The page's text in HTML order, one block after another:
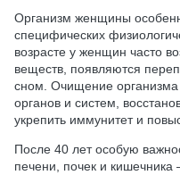
Организм женщины
специфических
возрасте у женщин часто
веществ, появляются
сном. Очищение организма
органов и систем,
укрепить иммунитет и
После 40 лет особую
печени, почек и кишечника